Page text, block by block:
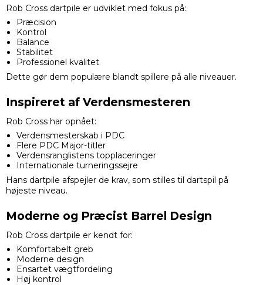
Rob Cross dartpile er udviklet med fokus på:
Præcision
Kontrol
Balance
Stabilitet
Professionel kvalitet
Dette gør dem populære blandt spillere på alle niveauer.
Inspireret af Verdensmesteren
Rob Cross har opnået:
Verdensmesterskab i PDC
Flere PDC Major-titler
Verdensranglistens topplaceringer
Internationale turneringssejre
Hans dartpile afspejler de krav, som stilles til dartspil på
højeste niveau.
Moderne og Præcist Barrel Design
Rob Cross dartpile er kendt for:
Komfortabelt greb
Moderne design
Ensartet vægtfordeling
Høj kontrol